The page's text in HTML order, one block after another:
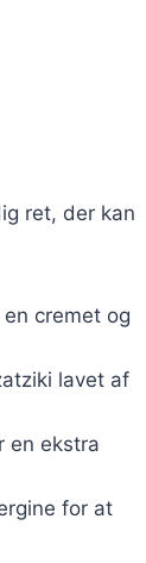
ret, der kan
cremet og
lavet af
en ekstra
for at